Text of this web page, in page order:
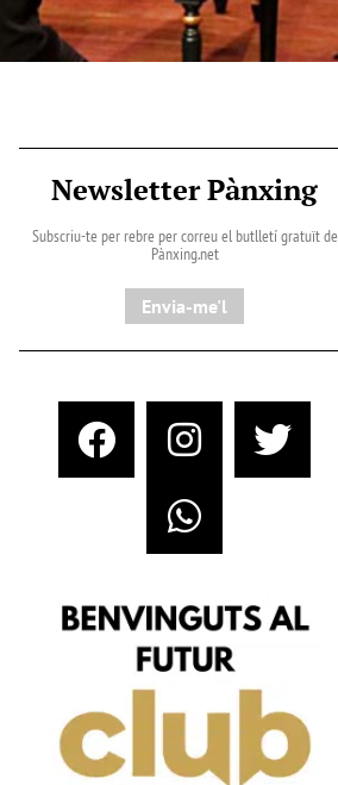
Newsletter Pànxing
Subscriu-te per rebre per correu el butlletí gratuït de
Pànxing.net​
Envia-me'l